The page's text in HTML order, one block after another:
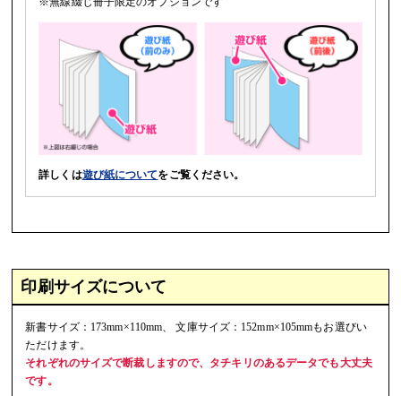
詳しくは遊び紙についてをご覧ください。
印刷サイズについて
新書サイズ：173mm×110mm、 文庫サイズ：152mm×105mmもお選びい
ただけます。
それぞれのサイズで断裁しますので、タチキリのあるデータでも大丈夫
です。